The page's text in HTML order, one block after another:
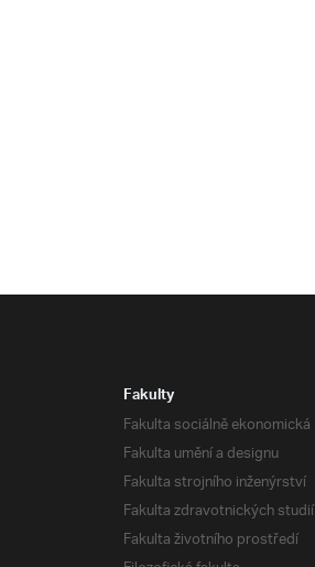
Fakulty
Fakulta sociálně ekonomická
Fakulta umění a designu
Fakulta strojního inženýrství
Fakulta zdravotnických studií
Fakulta životního prostředí